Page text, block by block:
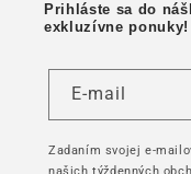
Prihláste sa do
exkluzívne ponuky!
E-mail
Zadaním svojej e-